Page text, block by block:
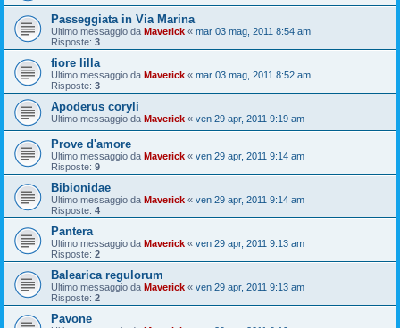
Passeggiata in Via Marina
Ultimo messaggio da Maverick « mar 03 mag, 2011 8:54 am
Risposte: 3
fiore lilla
Ultimo messaggio da Maverick « mar 03 mag, 2011 8:52 am
Risposte: 3
Apoderus coryli
Ultimo messaggio da Maverick « ven 29 apr, 2011 9:19 am
Prove d'amore
Ultimo messaggio da Maverick « ven 29 apr, 2011 9:14 am
Risposte: 9
Bibionidae
Ultimo messaggio da Maverick « ven 29 apr, 2011 9:14 am
Risposte: 4
Pantera
Ultimo messaggio da Maverick « ven 29 apr, 2011 9:13 am
Risposte: 2
Balearica regulorum
Ultimo messaggio da Maverick « ven 29 apr, 2011 9:13 am
Risposte: 2
Pavone